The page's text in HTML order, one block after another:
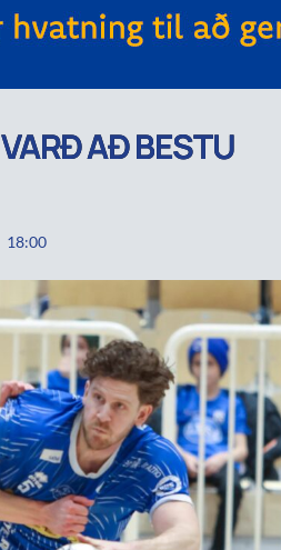
AÐ BESTU
18:00